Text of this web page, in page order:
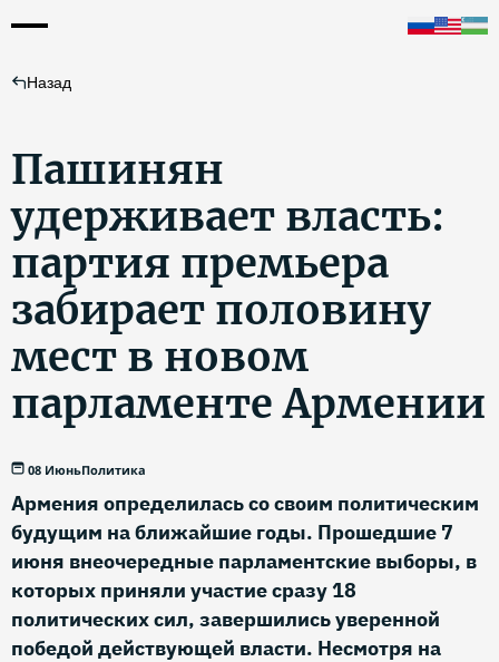
Назад
Пашинян
удерживает власть:
партия премьера
забирает половину
мест в новом
парламенте Армении
08 ИюньПолитика
Армения определилась со своим политическим
будущим на ближайшие годы. Прошедшие 7
июня внеочередные парламентские выборы, в
которых приняли участие сразу 18
политических сил, завершились уверенной
победой действующей власти. Несмотря на